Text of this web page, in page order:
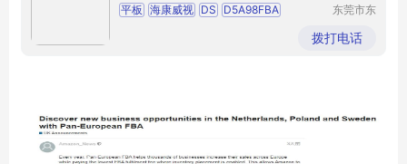
平板 海康威视 DS
D5A98FBA
东莞市东
子配件店
拨打电话